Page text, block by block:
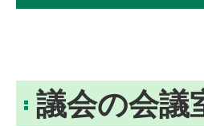
議会の会議